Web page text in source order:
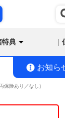
特典
お知ら
保険あり／なし）